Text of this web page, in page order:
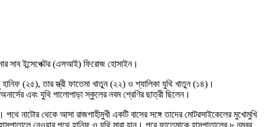
সাব ইন্সেপেক্টর (এসআই) ফিরোজ হোসাইন।
(২৫), তার স্ত্রী ফাতেমা খাতুন (২২) ও শ্যালিকা যুথি খাতুন (১৪)।
এবং যুথি পালোপাড়া স্কুলের নবম শ্রেণির ছাত্রী ছিলেন।
নাটোর থেকে আসা রাজশাহীমুখী একটি বাসের সঙ্গে তাদের মোটরসাইকেলের মুখোমুখি
নেওয়ার পথে হানিফ ও যুথি মারা যান। পরে ফাতেমাকে হাসপাতালের ৮ নম্বর